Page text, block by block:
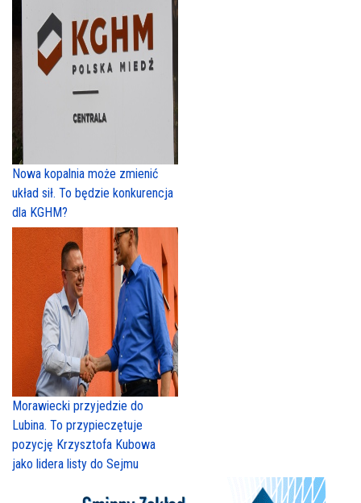
Nowa kopalnia może zmienić
układ sił. To będzie konkurencja
dla KGHM?
Morawiecki przyjedzie do
Lubina. To przypieczętuje
pozycję Krzysztofa Kubowa
jako lidera listy do Sejmu